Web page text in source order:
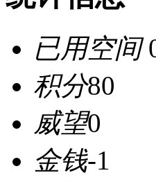
已用空间
积分80
威望0
金钱-1